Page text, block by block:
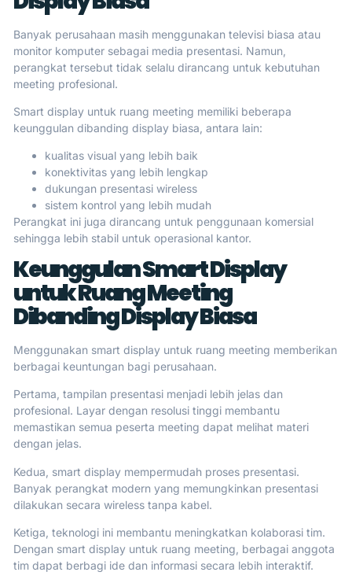
Banyak perusahaan masih menggunakan televisi biasa atau
monitor komputer sebagai media presentasi. Namun,
perangkat tersebut tidak selalu dirancang untuk kebutuhan
meeting profesional.
Smart display untuk ruang meeting memiliki beberapa
keunggulan dibanding display biasa, antara lain:
kualitas visual yang lebih baik
konektivitas yang lebih lengkap
dukungan presentasi wireless
sistem kontrol yang lebih mudah
Perangkat ini juga dirancang untuk penggunaan komersial
sehingga lebih stabil untuk operasional kantor.
Keunggulan Smart Display
untuk Ruang Meeting
Dibanding Display Biasa
Menggunakan smart display untuk ruang meeting memberikan
berbagai keuntungan bagi perusahaan.
Pertama, tampilan presentasi menjadi lebih jelas dan
profesional. Layar dengan resolusi tinggi membantu
memastikan semua peserta meeting dapat melihat materi
dengan jelas.
Kedua, smart display mempermudah proses presentasi.
Banyak perangkat modern yang memungkinkan presentasi
dilakukan secara wireless tanpa kabel.
Ketiga, teknologi ini membantu meningkatkan kolaborasi tim.
Dengan smart display untuk ruang meeting, berbagai anggota
tim dapat berbagi ide dan informasi secara lebih interaktif.